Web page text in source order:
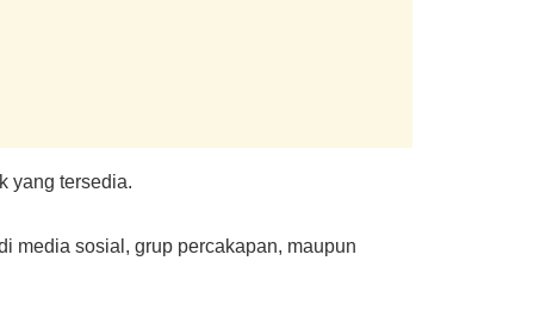
yang tersedia.
media sosial, grup percakapan, maupun